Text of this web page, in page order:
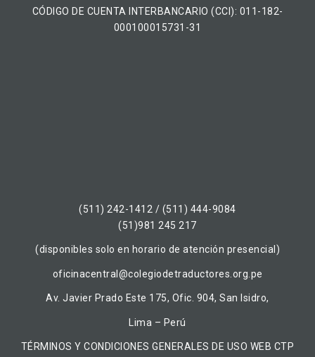
CÓDIGO DE CUENTA INTERBANCARIO (CCI): 011-182-
000100015731-31
(511) 242-1412 / (511) 444-9084
(51)981 245 217
(disponibles solo en horario de atención presencial)
oficinacentral@colegiodetraductores.org.pe
Av. Javier Prado Este 175, Ofic. 904, San Isidro,
Lima – Perú
TÉRMINOS Y CONDICIONES GENERALES DE USO WEB CTP